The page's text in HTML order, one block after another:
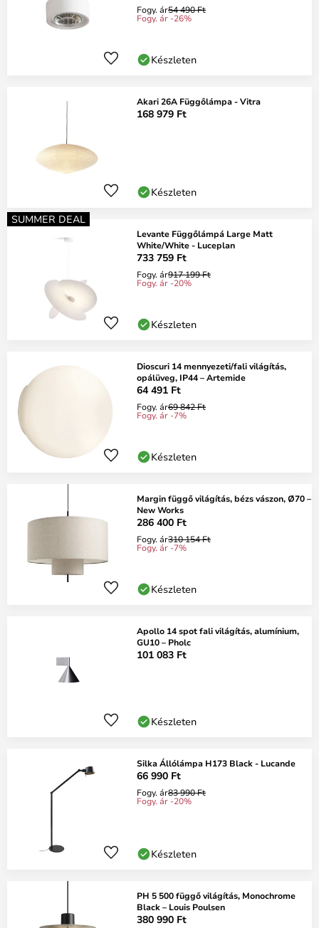
Fogy. ár54 490 Ft
Fogy. ár -26%
Készleten
Akari 26A Függőlámpa - Vitra
168 979 Ft
Készleten
SUMMER DEAL
Levante Függőlámpá Large Matt
White/White - Luceplan
733 759 Ft
Fogy. ár917 199 Ft
Fogy. ár -20%
Készleten
Dioscuri 14 mennyezeti/fali világítás,
opálüveg, IP44 – Artemide
64 491 Ft
Fogy. ár69 842 Ft
Fogy. ár -7%
Készleten
Margin függő világítás, bézs vászon, Ø70 –
New Works
286 400 Ft
Fogy. ár310 154 Ft
Fogy. ár -7%
Készleten
Apollo 14 spot fali világítás, alumínium,
GU10 – Pholc
101 083 Ft
Készleten
Silka Állólámpa H173 Black - Lucande
66 990 Ft
Fogy. ár83 990 Ft
Fogy. ár -20%
Készleten
PH 5 500 függő világítás, Monochrome
Black – Louis Poulsen
380 990 Ft